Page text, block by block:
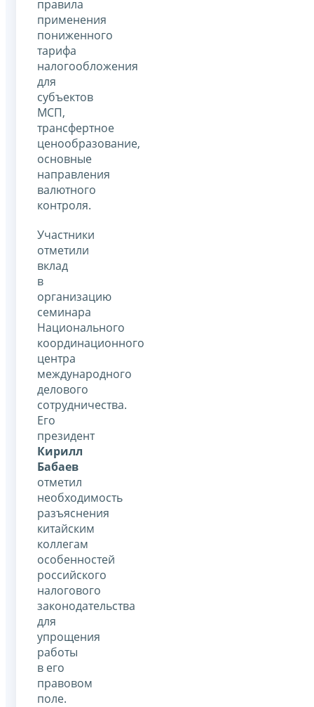
правила
применения
пониженного
тарифа
налогообложения
для
субъектов
МСП,
трансфертное
ценообразование,
основные
направления
валютного
контроля.
Участники
отметили
вклад
в
организацию
семинара
Национального
координационного
центра
международного
делового
сотрудничества.
Его
президент
Кирилл
Бабаев
отметил
необходимость
разъяснения
китайским
коллегам
особенностей
российского
налогового
законодательства
для
упрощения
работы
в его
правовом
поле.